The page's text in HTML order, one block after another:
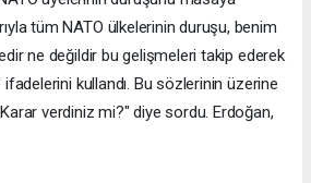
tüm NATO ülkelerinin duruşu, benim
ne değildir bu gelişmeleri takip ederek
ifadelerini kullandı. Bu sözlerinin üzerine
verdiniz mi?" diye sordu. Erdoğan,